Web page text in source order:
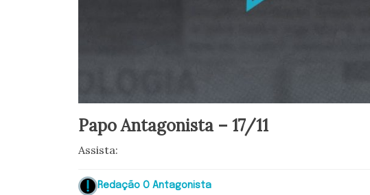
Papo Antagonista – 17/11
Assista:
Redação O Antagonista